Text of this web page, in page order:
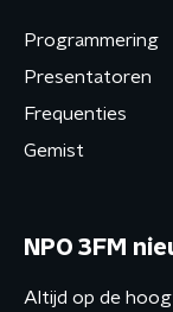
Programmering
Presentatoren
Frequenties
Gemist
NPO 3FM
Altijd op de